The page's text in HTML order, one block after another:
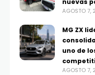
nuevas
AGOSTO 7,
MG ZX
uno de
AGOSTO 7,